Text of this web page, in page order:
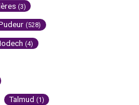
(3)
(528)
(4)
Talmud (1)